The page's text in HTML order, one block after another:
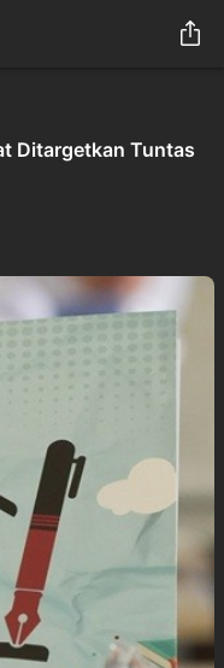
Ditargetkan Tuntas